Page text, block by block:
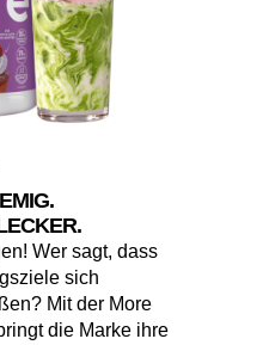
Wer sagt, dass
sich
Mit der More
die Marke ihre